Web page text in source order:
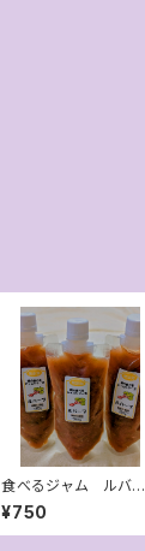
食べるジャム ルバー
ブ（赤）
¥750